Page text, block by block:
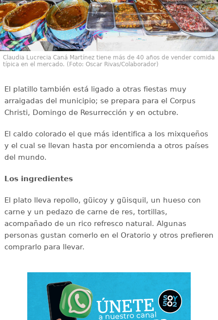
Claudia Lucrecia Caná Martínez tiene más de 40 años de vender comida
típica en el mercado. (Foto: Oscar Rivas/Colaborador)
El platillo también está ligado a otras fiestas muy
arraigadas del municipio; se prepara para el Corpus
Christi, Domingo de Resurrección y en octubre.
El caldo colorado el que más identifica a los mixqueños
y el cual se llevan hasta por encomienda a otros países
del mundo.
Los ingredientes
El plato lleva repollo, güicoy y güisquil, un hueso con
carne y un pedazo de carne de res, tortillas,
acompañado de un rico refresco natural. Algunas
personas gustan comerlo en el Oratorio y otros prefieren
comprarlo para llevar.